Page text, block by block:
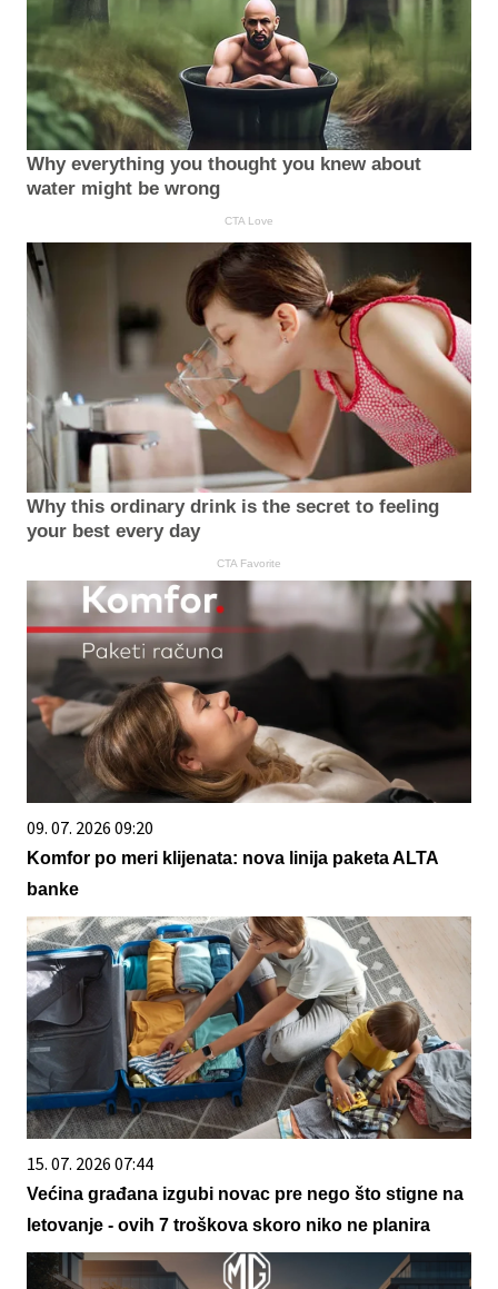
Why everything you thought you knew about
water might be wrong
CTA Love
Why this ordinary drink is the secret to feeling
your best every day
CTA Favorite
09. 07. 2026 09:20
Komfor po meri klijenata: nova linija paketa ALTA
banke
15. 07. 2026 07:44
Većina građana izgubi novac pre nego što stigne na
letovanje - ovih 7 troškova skoro niko ne planira